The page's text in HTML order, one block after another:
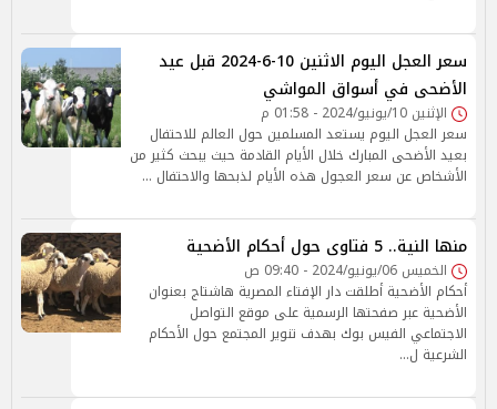
سعر العجل اليوم الاثنين 10-6-2024 قبل عيد
الأضحى في أسواق المواشي
الإثنين 10/يونيو/2024 - 01:58 م
سعر العجل اليوم يستعد المسلمين حول العالم للاحتفال
بعيد الأضحى المبارك خلال الأيام القادمة حيث يبحث كثير من
الأشخاص عن سعر العجول هذه الأيام لذبحها والاحتفال …
منها النية.. 5 فتاوى حول أحكام الأضحية
الخميس 06/يونيو/2024 - 09:40 ص
أحكام الأضحية أطلقت دار الإفتاء المصرية هاشتاج بعنوان
الأضحية عبر صفحتها الرسمية على موقع التواصل
الاجتماعي الفيس بوك بهدف تنوير المجتمع حول الأحكام
الشرعية ل…